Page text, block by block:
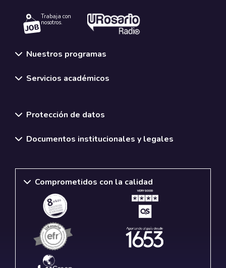
Trabaja con
nosotros.
Nuestros programas
Servicios académicos
Protección de datos
Documentos institucionales y legales
Comprometidos con la calidad